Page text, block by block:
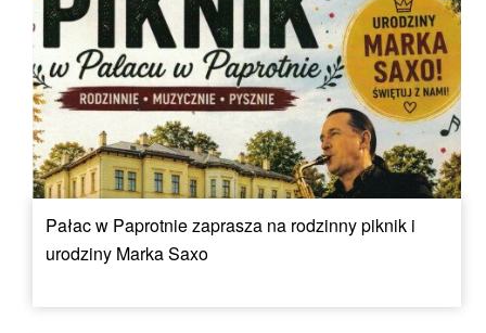
Pałac w Paprotnie zaprasza na rodzinny piknik i
urodziny Marka Saxo